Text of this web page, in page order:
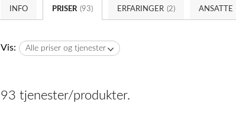
INFO PRISER (93) ERFARINGER (2) ANSATTE
Vis: Alle priser og tjenester
93 tjenester/produkter.